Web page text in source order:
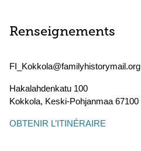
Renseignements
FI_Kokkola@familyhistorymail.org
Hakalahdenkatu 100
Kokkola, Keski-Pohjanmaa 67100
OBTENIR L’ITINÉRAIRE